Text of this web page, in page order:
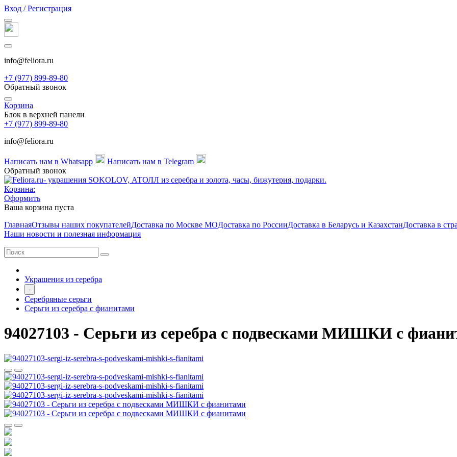
Вход / Регистрация
info@feliora.ru
+7 (977) 899-89-80
Обратный звонок
Корзина
Блок в верхней панели
+7 (977) 899-89-80
info@feliora.ru
Написать нам в Whatsapp
Написать нам в Telegram
Обратный звонок
Корзина:
Оформить
Ваша корзина пуста
ГлавнаяОтзывы наших покупателейДоставка по Москве МОДоставка по РоссииДоставка в Беларусь и КазахстанДоставка в
Наши новости и полезная информация
Украшения из серебра
-
Серебряные серьги
Серьги из серебра с фианитами
94027103 - Серьги из серебра с подвесками МИШКИ с